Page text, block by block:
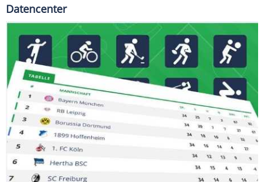
Datencenter